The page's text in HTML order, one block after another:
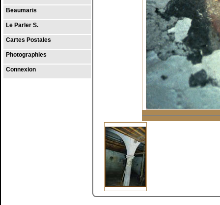
Beaumaris
Le Parler S.
Cartes Postales
Photographies
Connexion